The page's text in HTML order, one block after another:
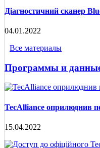
Діагностичний сканер
04.01.2022
Все материалы
Программы и
TecAlliance оприлюднив
15.04.2022